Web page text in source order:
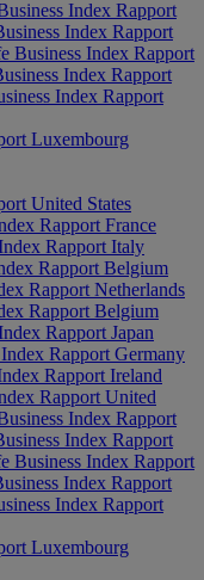
Luxembourg
United States
France
Italy
Belgium
Netherlands
Belgium
Japan
Germany
Ireland
United
Luxembourg